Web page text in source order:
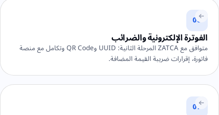
06
الفوترة الإلكترونية والضرائب
متوافق مع ZATCA المرحلة الثانية: UUID وQR Code وتكامل مع منصة
فاتورة، إقرارات ضريبة القيمة المضافة.
07